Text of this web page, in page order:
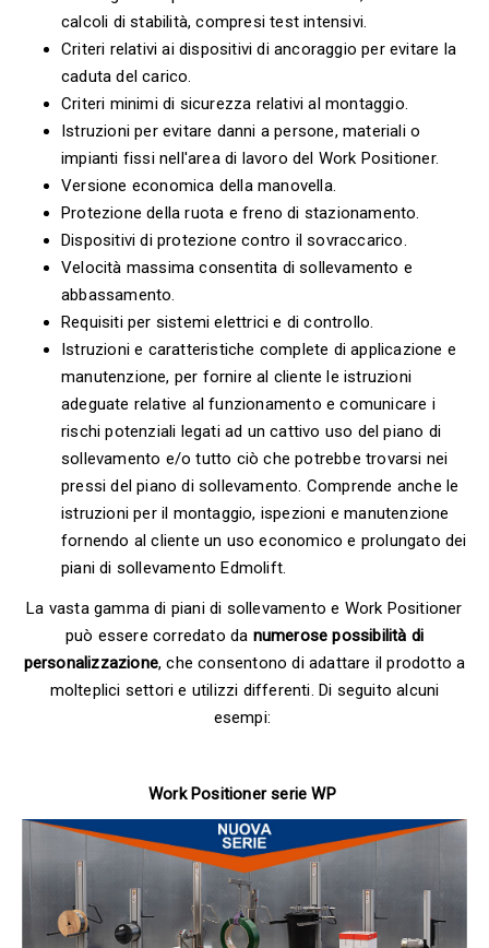
calcoli di stabilità, compresi test intensivi.
Criteri relativi ai dispositivi di ancoraggio per evitare la
caduta del carico.
Criteri minimi di sicurezza relativi al montaggio.
Istruzioni per evitare danni a persone, materiali o
impianti fissi nell'area di lavoro del Work Positioner.
Versione economica della manovella.
Protezione della ruota e freno di stazionamento.
Dispositivi di protezione contro il sovraccarico.
Velocità massima consentita di sollevamento e
abbassamento.
Requisiti per sistemi elettrici e di controllo.
Istruzioni e caratteristiche complete di applicazione e
manutenzione, per fornire al cliente le istruzioni
adeguate relative al funzionamento e comunicare i
rischi potenziali legati ad un cattivo uso del piano di
sollevamento e/o tutto ciò che potrebbe trovarsi nei
pressi del piano di sollevamento. Comprende anche le
istruzioni per il montaggio, ispezioni e manutenzione
fornendo al cliente un uso economico e prolungato dei
piani di sollevamento Edmolift.
La vasta gamma di piani di sollevamento e Work Positioner
può essere corredato da numerose possibilità di
personalizzazione, che consentono di adattare il prodotto a
molteplici settori e utilizzi differenti. Di seguito alcuni
esempi:
Work Positioner serie WP